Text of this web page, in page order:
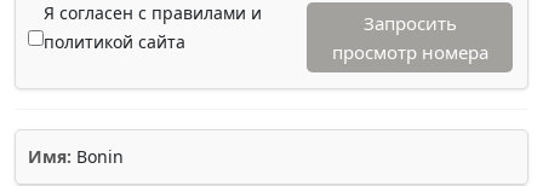
Я согласен с правилами и
политикой сайта
Запросить
просмотр номера
Имя: Bonin